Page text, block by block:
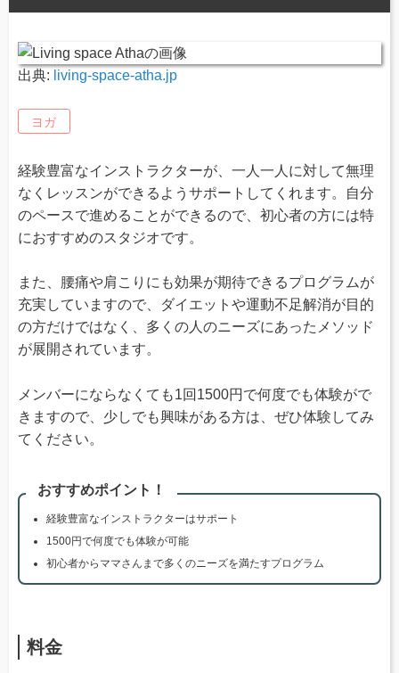
出典: living-space-atha.jp
ヨガ
経験豊富なインストラクターが、一人一人に対して無理
なくレッスンができるようサポートしてくれます。自分
のペースで進めることができるので、初心者の方には特
におすすめのスタジオです。
また、腰痛や肩こりにも効果が期待できるプログラムが
充実していますので、ダイエットや運動不足解消が目的
の方だけではなく、多くの人のニーズにあったメソッド
が展開されています。
メンバーにならなくても1回1500円で何度でも体験がで
きますので、少しでも興味がある方は、ぜひ体験してみ
てください。
おすすめポイント！
経験豊富なインストラクターはサポート
1500円で何度でも体験が可能
初心者からママさんまで多くのニーズを満たすプログラム
料金